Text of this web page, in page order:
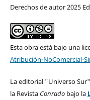
Derechos de autor 2025
Esta obra está bajo una
Atribución-NoComercial-
La editorial "Universo
la Revista Conradobajo la